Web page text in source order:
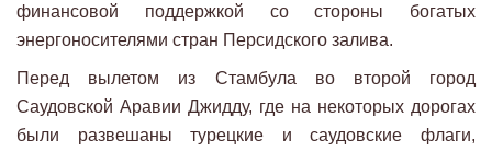
финансовой поддержкой со стороны богатых
энергоносителями стран Персидского залива.
Перед вылетом из Стамбула во второй город
Саудовской Аравии Джидду, где на некоторых дорогах
были развешаны турецкие и саудовские флаги,